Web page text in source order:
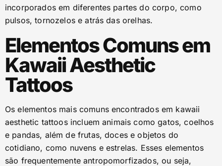
incorporados em diferentes partes do corpo, como
pulsos, tornozelos e atrás das orelhas.
Elementos Comuns em
Kawaii Aesthetic
Tattoos
Os elementos mais comuns encontrados em kawaii
aesthetic tattoos incluem animais como gatos, coelhos
e pandas, além de frutas, doces e objetos do
cotidiano, como nuvens e estrelas. Esses elementos
são frequentemente antropomorfizados, ou seja,